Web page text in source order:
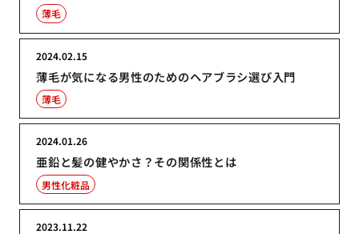
薄毛
薄毛が気になる男性のためのヘアブラシ選び入門
2024.02.15
薄毛
亜鉛と髪の健やかさ？その関係性とは
2024.01.26
男性化粧品
2023.11.22